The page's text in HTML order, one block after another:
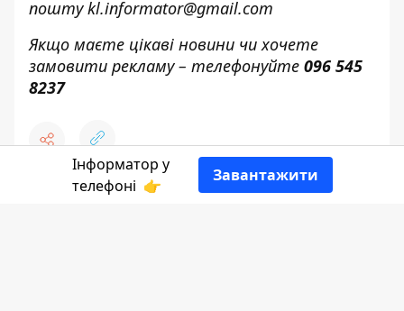
поштуkl.informator@gmail.com
Якщо маєте цікаві новини чи хочете
замовити рекламу – телефонуйте 096 545
8237
♥ 😭 😆 😡
Інформатор у
телефоні 👉
Завантажити